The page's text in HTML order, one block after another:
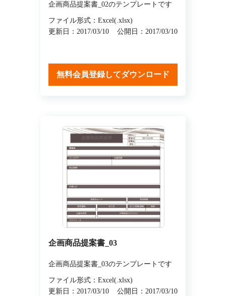
企画商品提案書_02のテンプレートです
ファイル形式：Excel(.xlsx)
更新日：2017/03/10
公開日：2017/03/10
無料会員登録してダウンロード
企画商品提案書_03
企画商品提案書_03のテンプレートです
ファイル形式：Excel(.xlsx)
更新日：2017/03/10
公開日：2017/03/10